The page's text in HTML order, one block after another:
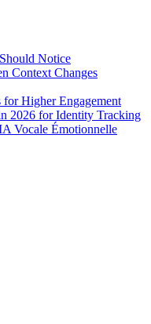
Notice
Context Changes
for Higher Engagement
2026 for Identity Tracking
Vocale Émotionnelle